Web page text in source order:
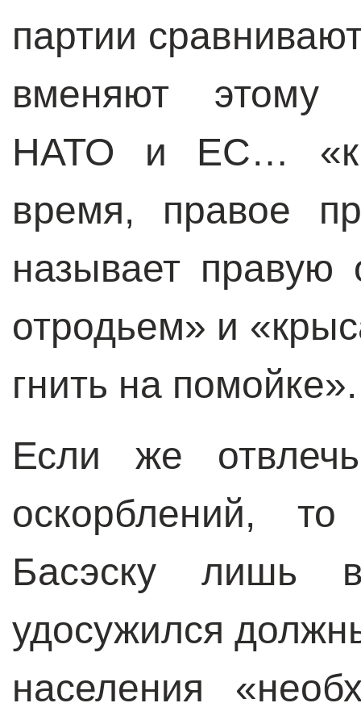
партии
вменяют этому
НАТО и ЕС…
время, правое
называет правую
отродьем» и
гнить на помойке».
Если же
оскорблений,
Басэску
удосужился
населения